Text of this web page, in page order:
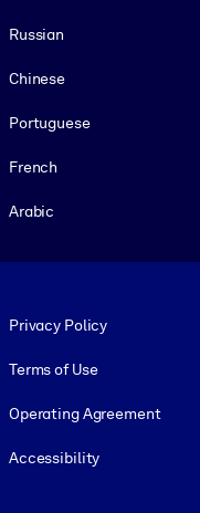
Russian
Chinese
Portuguese
French
Arabic
Privacy Policy
Terms of Use
Operating Agreement
Accessibility